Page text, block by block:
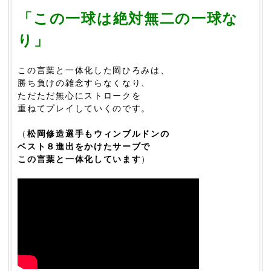
「この一球は絶対無二の一球な
り」
この言葉と一体化した岡ひろみは、
勝ち負けの雑念すらなくなり、
ただただ無心にストロークを
重ねてプレイしていくのです。
（松岡修造選手もウィンブルドンの
ベスト８進出をかけたサーブで
この言葉と一体化しています）